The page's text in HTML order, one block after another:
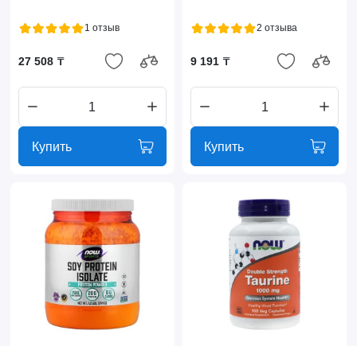
1 отзыв
27 508 ₸
Купить
2 отзыва
9 191 ₸
Купить